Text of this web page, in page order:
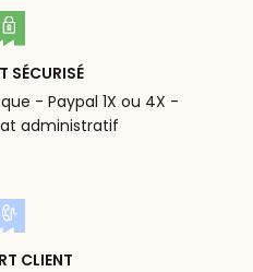
SÉCURISÉ
- Paypal 1X ou 4X -
administratif
CLIENT